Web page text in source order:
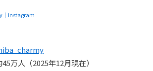
｜Instagram
万人（2025年12月現在）